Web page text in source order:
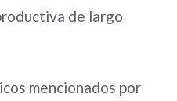
de largo
mencionados por